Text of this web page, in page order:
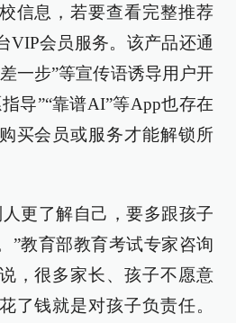
信息，若要查看完整推荐
VIP会员服务。该产品还通
一步”等宣传语诱导用户开
导”“靠谱AI”等App也存在
买会员或服务才能解锁所
更了解自己，要多跟孩子
”教育部教育考试专家咨询
，很多家长、孩子不愿意
了钱就是对孩子负责任。